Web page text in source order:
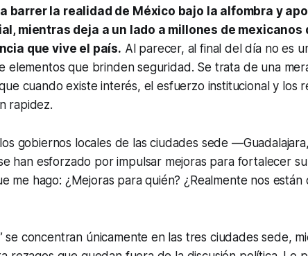
barrer la realidad de México bajo la alfombra y
mientras deja a un lado a millones de mexicanos
que vive el país. Al parecer, al final del día no es
elementos que brinden seguridad. Se trata de una
cuando existe interés, el esfuerzo institucional y los
rapidez.
gobiernos locales de las ciudades sede
han esforzado por impulsar mejoras para fortalecer su
me hago: ¿Mejoras para quién? ¿Realmente nos
se concentran únicamente en las tres ciudades sede,